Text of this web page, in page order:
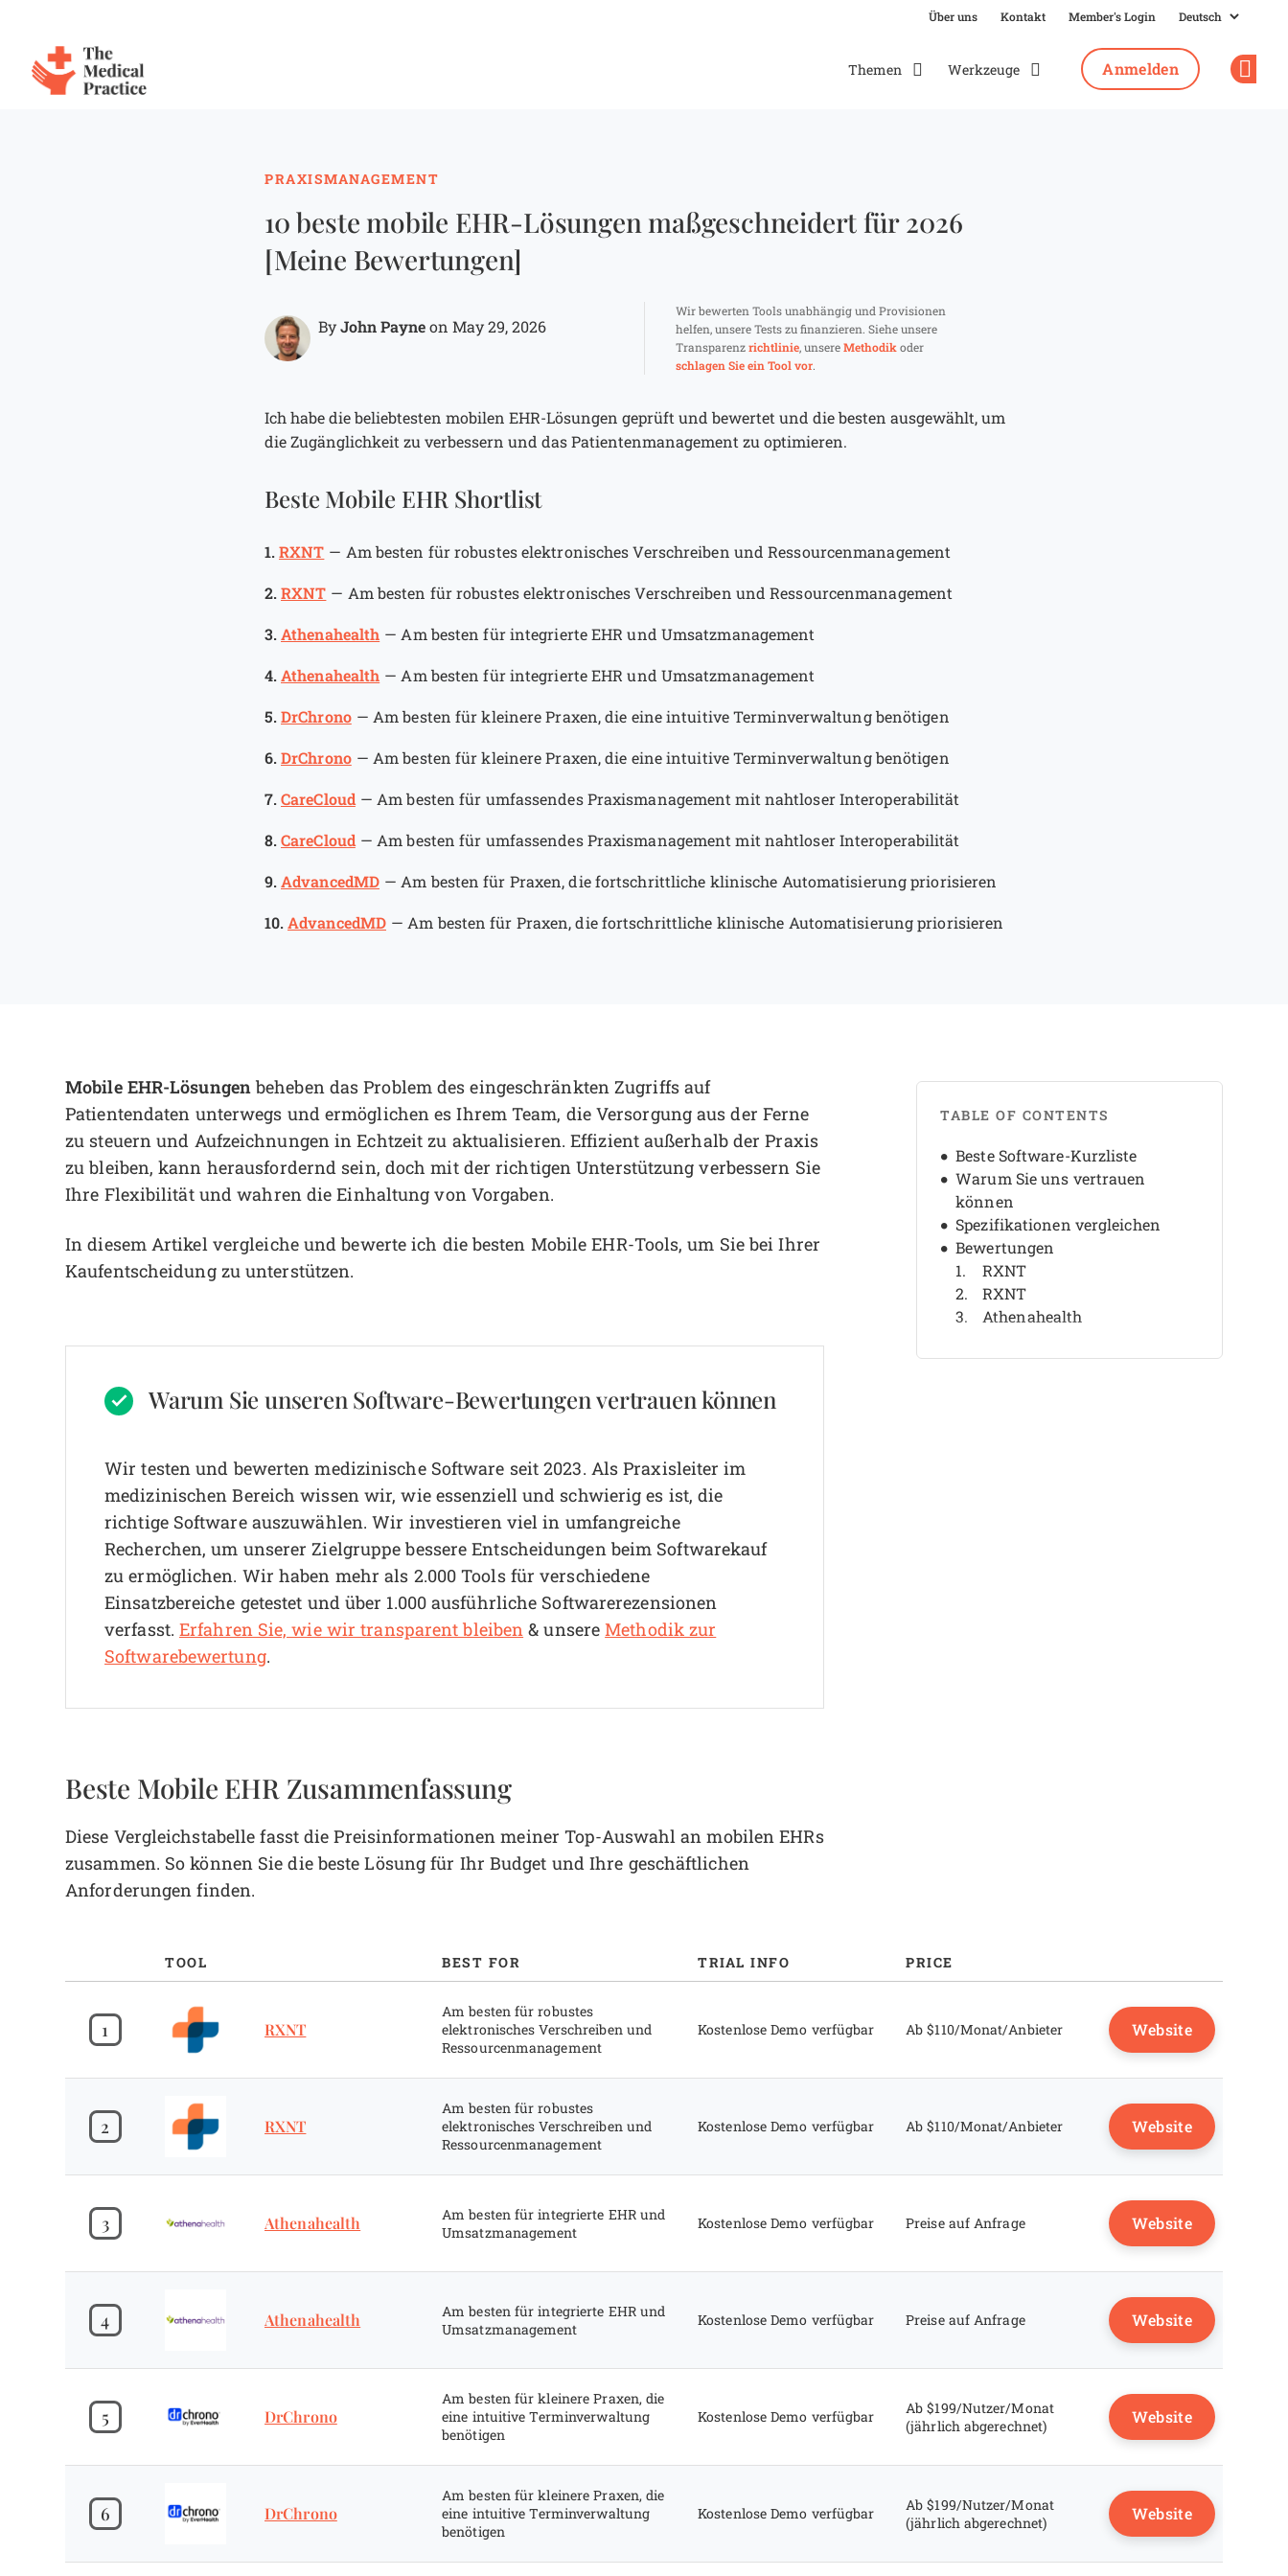
Über uns Kontakt Member's Login
Themen Werkzeuge Anmelden
PRAXISMANAGEMENT
10 beste mobile EHR-Lösungen maßgeschneidert für 2026
[Meine Bewertungen]
ByJohn Payneon May 29, 2026
Wir bewerten Tools unabhängig und Provisionen
helfen, unsere Tests zu finanzieren. Siehe unsere
Transparenzrichtlinie, unsereMethodik oder
schlagen Sie ein Tool vor.
Ich habe die beliebtesten mobilen EHR-Lösungen geprüft und bewertet und die besten ausgewählt, um
die Zugänglichkeit zu verbessern und das Patientenmanagement zu optimieren.
Beste Mobile EHR Shortlist
1.RXNT — Am besten für robustes elektronisches Verschreiben und Ressourcenmanagement
2.RXNT — Am besten für robustes elektronisches Verschreiben und Ressourcenmanagement
3.Athenahealth — Am besten für integrierte EHR und Umsatzmanagement
4.Athenahealth — Am besten für integrierte EHR und Umsatzmanagement
5.DrChrono — Am besten für kleinere Praxen, die eine intuitive Terminverwaltung benötigen
6.DrChrono — Am besten für kleinere Praxen, die eine intuitive Terminverwaltung benötigen
7.CareCloud — Am besten für umfassendes Praxismanagement mit nahtloser Interoperabilität
8.CareCloud — Am besten für umfassendes Praxismanagement mit nahtloser Interoperabilität
9.AdvancedMD — Am besten für Praxen, die fortschrittliche klinische Automatisierung priorisieren
10.AdvancedMD — Am besten für Praxen, die fortschrittliche klinische Automatisierung priorisieren
Mobile EHR-Lösungenbeheben das Problem des eingeschränkten Zugriffs auf
Patientendaten unterwegs und ermöglichen es Ihrem Team, die Versorgung aus der Ferne
zu steuern und Aufzeichnungen in Echtzeit zu aktualisieren. Effizient außerhalb der Praxis
zu bleiben, kann herausfordernd sein, doch mit der richtigen Unterstützung verbessern Sie
Ihre Flexibilität und wahren die Einhaltung von Vorgaben.
In diesem Artikel vergleiche und bewerte ich die besten Mobile EHR-Tools, um Sie bei Ihrer
Kaufentscheidung zu unterstützen.
Warum Sie unseren Software-Bewertungen vertrauen können
Wir testen und bewerten medizinische Software seit 2023. Als Praxisleiter im
medizinischen Bereich wissen wir, wie essenziell und schwierig es ist, die
richtige Software auszuwählen. Wir investieren viel in umfangreiche
Recherchen, um unserer Zielgruppe bessere Entscheidungen beim Softwarekauf
zu ermöglichen. Wir haben mehr als 2.000 Tools für verschiedene
Einsatzbereiche getestet und über 1.000 ausführliche Softwarerezensionen
verfasst. Erfahren Sie, wie wir transparent bleiben & unsereMethodik zur
Softwarebewertung.
Beste Mobile EHR Zusammenfassung
Diese Vergleichstabelle fasst die Preisinformationen meiner Top-Auswahl an mobilen EHRs
zusammen. So können Sie die beste Lösung für Ihr Budget und Ihre geschäftlichen
Anforderungen finden.
TOOL BEST FOR TRIAL INFO PRICE
1 RXNT
Am besten für robustes
elektronisches Verschreiben und
Ressourcenmanagement
Kostenlose Demo verfügbar Ab $110/Monat/Anbieter Website
2 RXNT
Am besten für robustes
elektronisches Verschreiben und
Ressourcenmanagement
Kostenlose Demo verfügbar Ab $110/Monat/Anbieter Website
3 Athenahealth
Am besten für integrierte EHR und
Umsatzmanagement
Kostenlose Demo verfügbar Preise auf Anfrage Website
4 Athenahealth
Am besten für integrierte EHR und
Umsatzmanagement
Kostenlose Demo verfügbar Preise auf Anfrage Website
5 DrChrono
Am besten für kleinere Praxen, die
eine intuitive Terminverwaltung
benötigen
Kostenlose Demo verfügbar
Ab $199/Nutzer/Monat
(jährlich abgerechnet)
Website
6 DrChrono
Am besten für kleinere Praxen, die
eine intuitive Terminverwaltung
benötigen
Kostenlose Demo verfügbar
Ab $199/Nutzer/Monat
(jährlich abgerechnet)
Website
TABLE OF CONTENTS
Beste Software-Kurzliste
Warum Sie uns vertrauen
können
Spezifikationen vergleichen
Bewertungen
RXNT
RXNT
Athenahealth
DrChrono